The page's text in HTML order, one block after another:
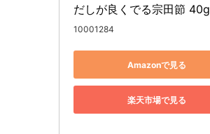
だしが良くでる宗田節 40g
10001284
Amazonで見る
楽天市場で見る